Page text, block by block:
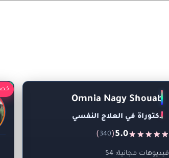
Omnia Nagy Shouab
دكتوراة في العلاج النفسي
5.0
(
340
)
فيديوهات مجانية: 54